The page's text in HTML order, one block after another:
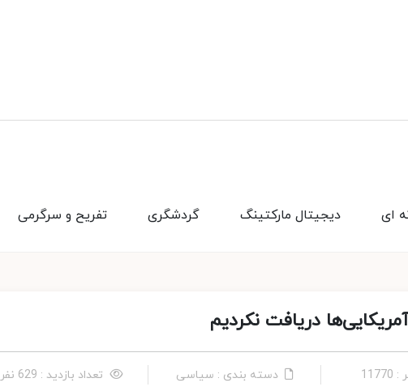
تفریح و سرگرمی گردشگری دیجیتال مارکتینگ ای
دریافت نکردیم
دسته بندی : سیاسی تعداد بازدید : 629 نفر